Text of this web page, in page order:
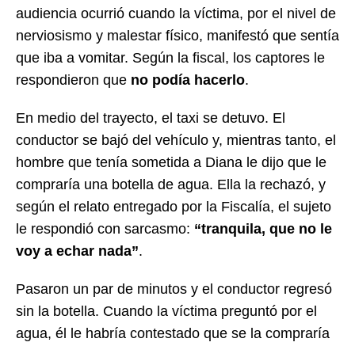
audiencia ocurrió cuando la víctima, por el nivel de
nerviosismo y malestar físico, manifestó que sentía
que iba a vomitar. Según la fiscal, los captores le
respondieron que no podía hacerlo.
En medio del trayecto, el taxi se detuvo. El
conductor se bajó del vehículo y, mientras tanto, el
hombre que tenía sometida a Diana le dijo que le
compraría una botella de agua. Ella la rechazó, y
según el relato entregado por la Fiscalía, el sujeto
le respondió con sarcasmo: “tranquila, que no le
voy a echar nada”.
Pasaron un par de minutos y el conductor regresó
sin la botella. Cuando la víctima preguntó por el
agua, él le habría contestado que se la compraría